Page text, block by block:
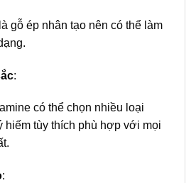
gỗ ép nhân tạo nên có thể làm
:
có thể chọn nhiều loại
hiếm tùy thích phù hợp với mọi
: